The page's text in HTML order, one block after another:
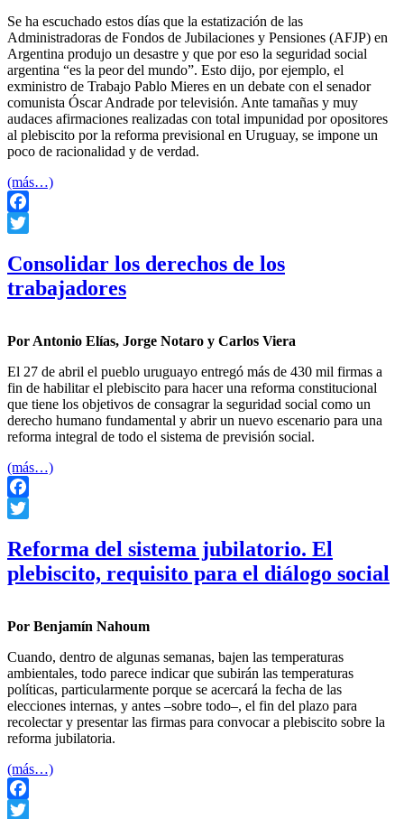
Se ha escuchado estos días que la estatización de las
Administradoras de Fondos de Jubilaciones y Pensiones (AFJP) en
Argentina produjo un desastre y que por eso la seguridad social
argentina “es la peor del mundo”. Esto dijo, por ejemplo, el
exministro de Trabajo Pablo Mieres en un debate con el senador
comunista Óscar Andrade por televisión. Ante tamañas y muy
audaces afirmaciones realizadas con total impunidad por opositores
al plebiscito por la reforma previsional en Uruguay, se impone un
poco de racionalidad y de verdad.
(más…)
Facebook
Consolidar los derechos de los
trabajadores
Por Antonio Elías, Jorge Notaro y Carlos Viera
El 27 de abril el pueblo uruguayo entregó más de 430 mil firmas a
fin de habilitar el plebiscito para hacer una reforma constitucional
que tiene los objetivos de consagrar la seguridad social como un
derecho humano fundamental y abrir un nuevo escenario para una
reforma integral de todo el sistema de previsión social.
(más…)
Facebook
Reforma del sistema jubilatorio. El
plebiscito, requisito para el diálogo social
Por Benjamín Nahoum
Cuando, dentro de algunas semanas, bajen las temperaturas
ambientales, todo parece indicar que subirán las temperaturas
políticas, particularmente porque se acercará la fecha de las
elecciones internas, y antes –sobre todo–, el fin del plazo para
recolectar y presentar las firmas para convocar a plebiscito sobre la
reforma jubilatoria.
(más…)
Facebook